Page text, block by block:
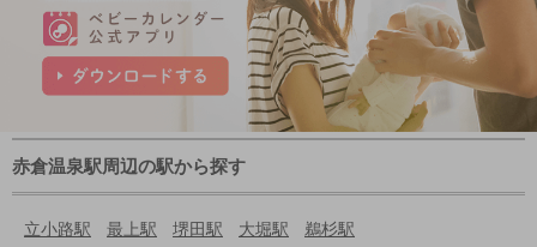
赤倉温泉駅周辺の駅から探す
立小路駅 最上駅 堺田駅 大堀駅 鵜杉駅